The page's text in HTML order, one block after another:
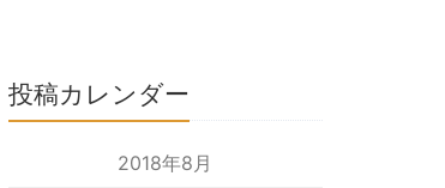
投稿カレンダー
2018年8月